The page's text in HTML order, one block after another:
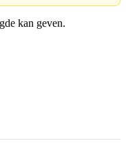
kan geven.